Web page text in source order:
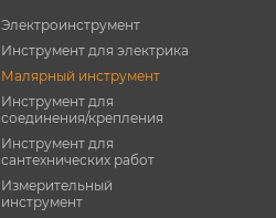
Электроинструмент
Инструмент для электрика
Малярный инструмент
Инструмент для
соединения/крепления
Инструмент для
сантехнических работ
Измерительный
инструмент